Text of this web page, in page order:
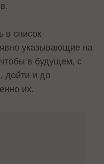
в список
указывающие на
в будущем, с
дойти и до
их.